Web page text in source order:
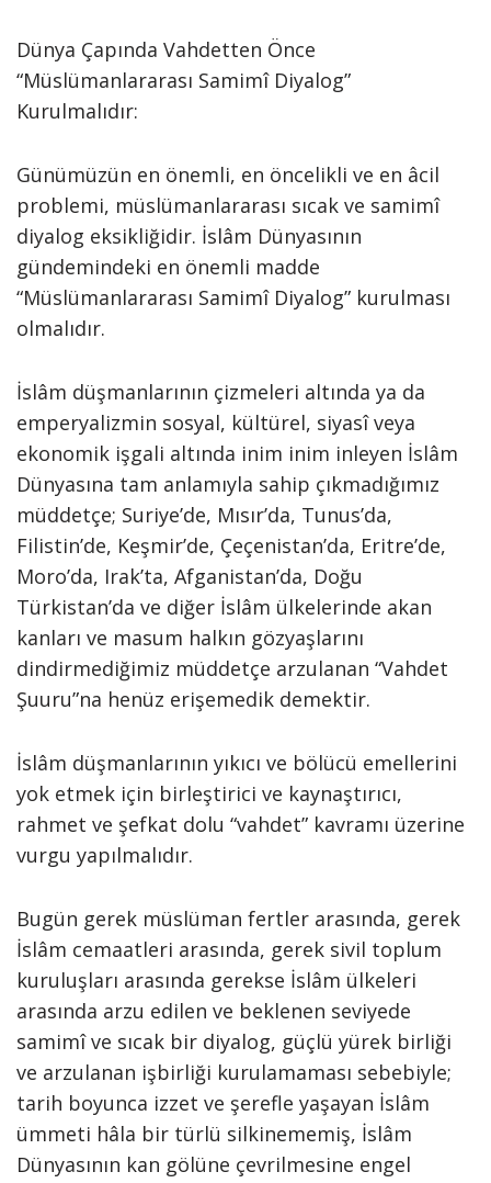
Dünya Çapında Vahdetten Önce
“Müslümanlararası Samimî Diyalog”
Kurulmalıdır:
Günümüzün en önemli, en öncelikli ve en âcil
problemi, müslümanlararası sıcak ve samimî
diyalog eksikliğidir. İslâm Dünyasının
gündemindeki en önemli madde
“Müslümanlararası Samimî Diyalog” kurulması
olmalıdır.
İslâm düşmanlarının çizmeleri altında ya da
emperyalizmin sosyal, kültürel, siyasî veya
ekonomik işgali altında inim inim inleyen İslâm
Dünyasına tam anlamıyla sahip çıkmadığımız
müddetçe; Suriye’de, Mısır’da, Tunus’da,
Filistin’de, Keşmir’de, Çeçenistan’da, Eritre’de,
Moro’da, Irak’ta, Afganistan’da, Doğu
Türkistan’da ve diğer İslâm ülkelerinde akan
kanları ve masum halkın gözyaşlarını
dindirmediğimiz müddetçe arzulanan “Vahdet
Şuuru”na henüz erişemedik demektir.
İslâm düşmanlarının yıkıcı ve bölücü emellerini
yok etmek için birleştirici ve kaynaştırıcı,
rahmet ve şefkat dolu “vahdet” kavramı üzerine
vurgu yapılmalıdır.
Bugün gerek müslüman fertler arasında, gerek
İslâm cemaatleri arasında, gerek sivil toplum
kuruluşları arasında gerekse İslâm ülkeleri
arasında arzu edilen ve beklenen seviyede
samimî ve sıcak bir diyalog, güçlü yürek birliği
ve arzulanan işbirliği kurulamaması sebebiyle;
tarih boyunca izzet ve şerefle yaşayan İslâm
ümmeti hâla bir türlü silkinememiş, İslâm
Dünyasının kan gölüne çevrilmesine engel